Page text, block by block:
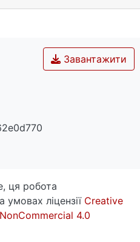
Завантажити
ця робота
ліцензії Creative
4.0